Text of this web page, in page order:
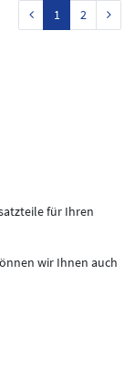
1 2
für Ihren
wir Ihnen auch